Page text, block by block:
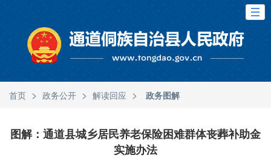
首页 > 政务公开 > 解读回应 > 政务图解
图解：通道县城乡居民养老保险困难群体丧葬补助金
实施办法